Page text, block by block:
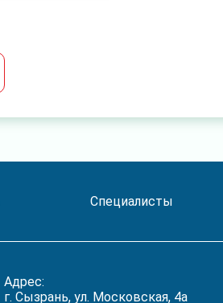
Специалисты
Адрес:
г. Сызрань, ул. Московская, 4а